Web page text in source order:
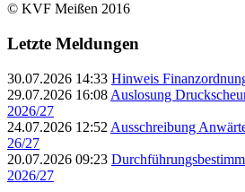
© KVF Meißen 2016
Letzte Meldungen
30.07.2026 14:33 Hinweis
29.07.2026 16:08 Auslosung
2026/27
24.07.2026 12:52 Ausschreibung
26/27
20.07.2026 09:23
2026/27